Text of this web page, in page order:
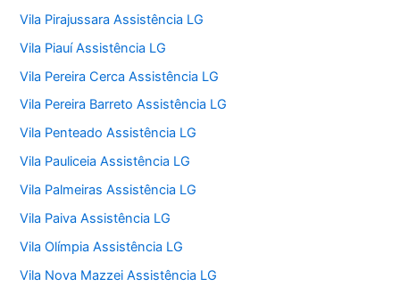
Vila Pirajussara Assistência LG
Vila Piauí Assistência LG
Vila Pereira Cerca Assistência LG
Vila Pereira Barreto Assistência LG
Vila Penteado Assistência LG
Vila Pauliceia Assistência LG
Vila Palmeiras Assistência LG
Vila Paiva Assistência LG
Vila Olímpia Assistência LG
Vila Nova Mazzei Assistência LG